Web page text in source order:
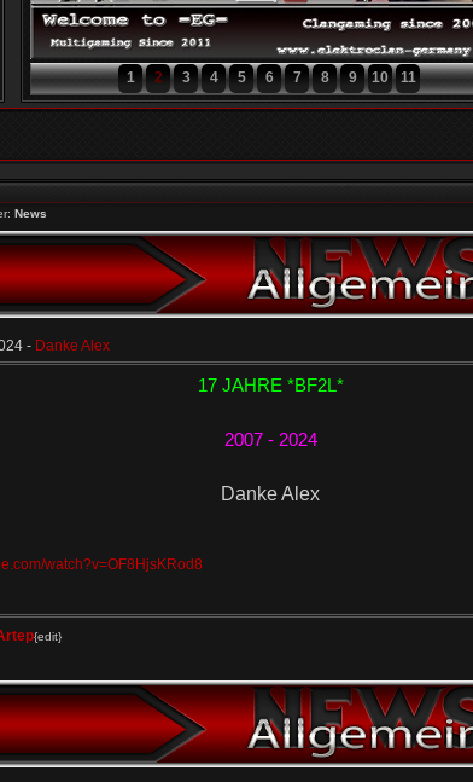
1 2 3 4 5 6 7 8 9 10 11
News
- Danke Alex
17 JAHRE *BF2L*
2007 - 2024
Danke Alex
watch?v=OF8HjsKRod8
{edit}